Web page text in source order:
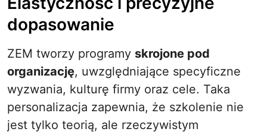
dopasowanie
ZEM tworzy programy skrojone pod
organizację, uwzględniające specyficzne
wyzwania, kulturę firmy oraz cele. Taka
personalizacja zapewnia, że szkolenie nie
jest tylko teorią, ale rzeczywistym